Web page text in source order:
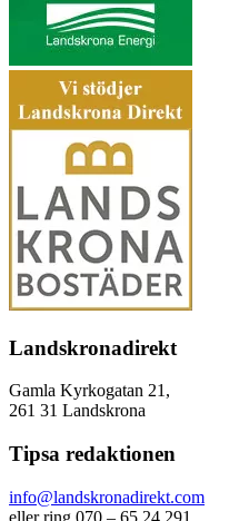
Landskronadirekt
Gamla Kyrkogatan 21,
261 31 Landskrona
Tipsa redaktionen
info@landskronadirekt.com
eller ring 070 – 65 24 291